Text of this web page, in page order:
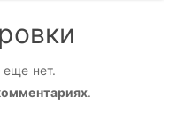
еще нет.
.